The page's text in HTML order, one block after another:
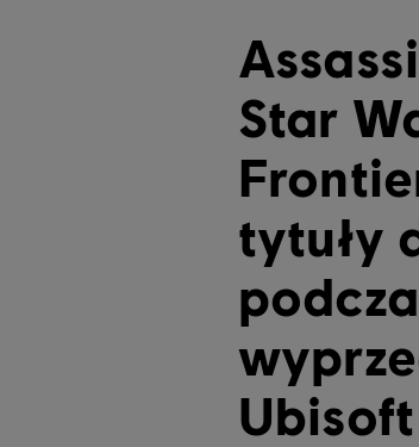
Star
tytuły